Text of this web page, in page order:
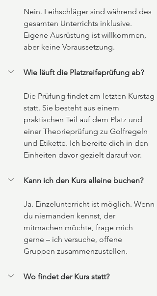
Nein. Leihschläger sind während des
gesamten Unterrichts inklusive.
Eigene Ausrüstung ist willkommen,
aber keine Voraussetzung.
Wie läuft die Platzreifeprüfung ab?
Die Prüfung findet am letzten Kurstag
statt. Sie besteht aus einem
praktischen Teil auf dem Platz und
einer Theorieprüfung zu Golfregeln
und Etikette. Ich bereite dich in den
Einheiten davor gezielt darauf vor.
Kann ich den Kurs alleine buchen?
Ja. Einzelunterricht ist möglich. Wenn
du niemanden kennst, der
mitmachen möchte, frage mich
gerne – ich versuche, offene
Gruppen zusammenzustellen.
Wo findet der Kurs statt?